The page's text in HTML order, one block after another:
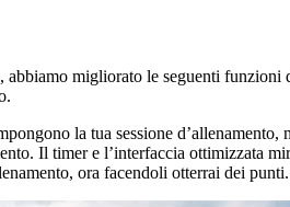
migliorato le seguenti funzioni
la tua sessione
Il timer e l’interfaccia ottimizzata
ora facendoli otterrai dei